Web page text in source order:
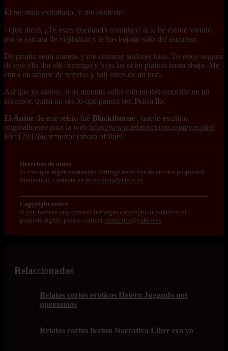
Él me miro extrañado. Y me contesto:
- Que dices, ¿Te estas quedando conmigo? si te he estado viendo
por la camara de vigilancia y te has bajado solo del ascensor.
De pronto senti mareos y me entraron sudores frios. Yo estoy seguro
de que ella iba alli conmigo y bajo las ocho plantas hasta abajo. Me
entro un ataque de nervios y sali antes de mi hora.
Asi que ya sabeis, si os montais solos con un desconocido en un
ascensor, quiza no sea lo que parece ser. Pensadlo.
El Autor de este relato fué Blackthorne , que lo escribió
originalmente para la web https://www.relatoscortos.com/ver.php?
ID=12947&cat=terror (ahora offline)
Derechos de autor
Si cree que algún contenido infringe derechos de autor o propiedad
intelectual, contacte en bitelchux@yahoo.es
Copyright notice
If you believe any content infringes copyright or intellectual
property rights, please contact bitelchux@yahoo.es
Relaccionados
Relatos cortos eroticos Hetero Jugando nos
quemamos
Relatos cortos ficcion Narrativa Libre era yo